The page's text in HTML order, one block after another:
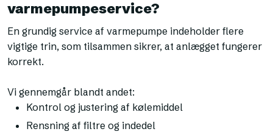
varmepumpeservice?
En grundig service af varmepumpe indeholder flere
vigtige trin, som tilsammen sikrer, at anlægget fungerer
korrekt.
Vi gennemgår blandt andet:
Kontrol og justering af kølemiddel
Rensning af filtre og indedel